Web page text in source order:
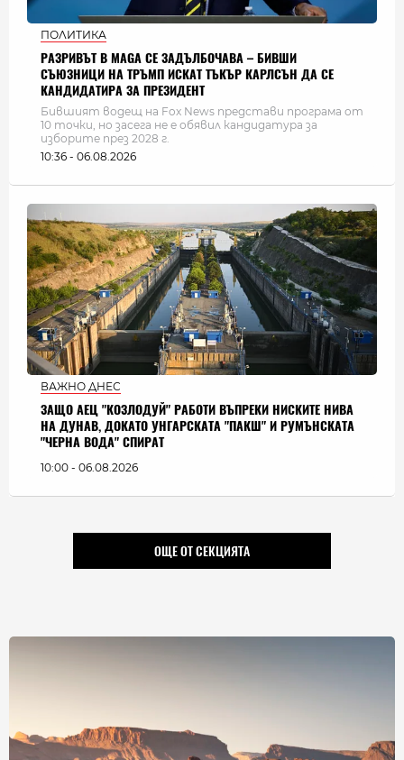
ПОЛИТИКА
РАЗРИВЪТ В MAGA СЕ ЗАДЪЛБОЧАВА – БИВШИ
СЪЮЗНИЦИ НА ТРЪМП ИСКАТ ТЪКЪР КАРЛСЪН ДА СЕ
КАНДИДАТИРА ЗА ПРЕЗИДЕНТ
Бившият водещ на Fox News представи програма от
10 точки, но засега не е обявил кандидатура за
изборите през 2028 г.
10:36 - 06.08.2026
ВАЖНО ДНЕС
ЗАЩО АЕЦ "КОЗЛОДУЙ" РАБОТИ ВЪПРЕКИ НИСКИТЕ НИВА
НА ДУНАВ, ДОКАТО УНГАРСКАТА "ПАКШ" И РУМЪНСКАТА
"ЧЕРНА ВОДА" СПИРАТ
10:00 - 06.08.2026
ОЩЕ ОТ СЕКЦИЯТА